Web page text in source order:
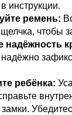
инструкции.
ремень:
чтобы
надёжность
надёжно
ребёнка:
замки.